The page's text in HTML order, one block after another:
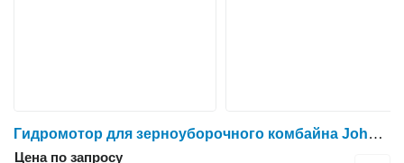
Гидромотор для зерноуборочного комбайна John Deere T660
Цена по запросу